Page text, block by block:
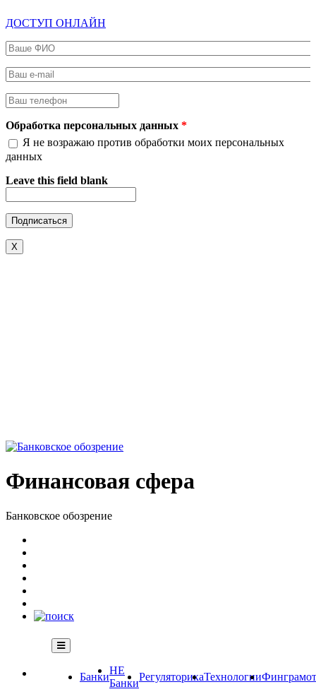
ДОСТУП ОНЛАЙН
Ваше ФИО
Ваш e-mail
Ваш телефон
Обработка персональных данных *
Я не возражаю против обработки моих персональных
данных
Leave this field blank
X
Финансовая сфера
Банковское обозрение
Банки
НЕ
Банки
РегуляторикаТехнологии